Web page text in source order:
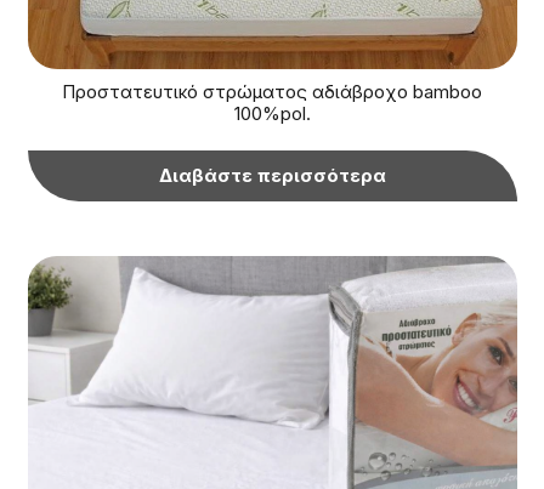
Προστατευτικό στρώματος αδιάβροχο bamboo
100%pol.
Διαβάστε περισσότερα